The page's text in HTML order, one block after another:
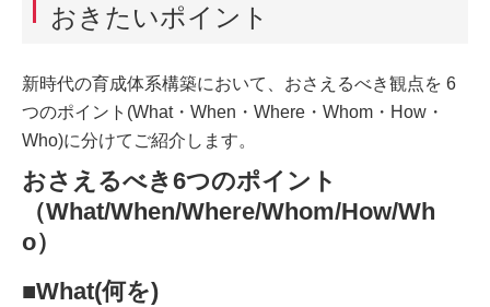
おきたいポイント
新時代の育成体系構築において、おさえるべき観点を 6
つのポイント(What・When・Where・Whom・How・
Who)に分けてご紹介します。
おさえるべき6つのポイント
（What/When/Where/Whom/How/Wh
o）
■What(何を)